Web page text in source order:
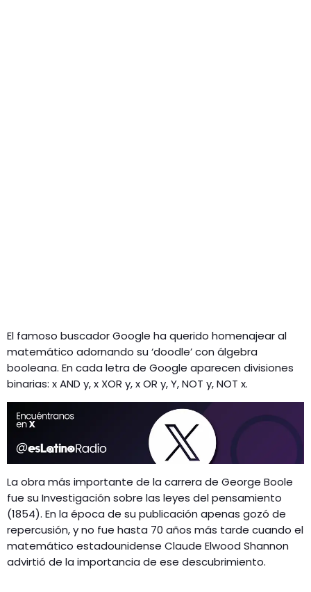
El famoso buscador Google ha querido homenajear al
matemático adornando su ‘doodle’ con álgebra
booleana. En cada letra de Google aparecen divisiones
binarias: x AND y, x XOR y, x OR y, Y, NOT y, NOT x.
La obra más importante de la carrera de George Boole
fue su Investigación sobre las leyes del pensamiento
(1854). En la época de su publicación apenas gozó de
repercusión, y no fue hasta 70 años más tarde cuando el
matemático estadounidense Claude Elwood Shannon
advirtió de la importancia de ese descubrimiento.